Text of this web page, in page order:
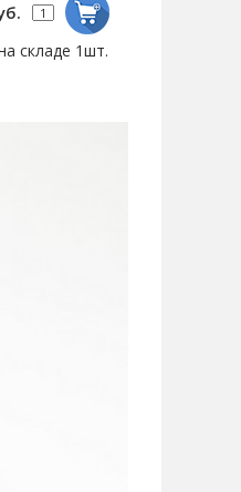
складе 1шт.